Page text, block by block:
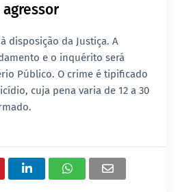
disposição da Justiça. A
e o inquérito será
Público. O crime é tipificado
, cuja pena varia de 12 a 30